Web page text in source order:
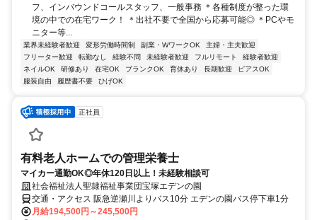
フ、インバウンドコールスタッフ、一般事務 ＊各種制度が整った環
境の中での在宅ワーク！ ＊出社不要で全国から応募可能◎ ＊PCやモ
ニター等...
業界未経験者歓迎 変形労働時間制 副業・WワークOK
主婦・主夫歓迎
フリーター歓迎
転勤なし 経験不問 未経験者歓迎 フルリモート
経験者歓迎
ネイルOK
研修あり 在宅OK ブランクOK 育休あり 長期歓迎
ピアスOK
服装自由
履歴書不要 ひげOK
正社員
有料老人ホームでの管理栄養士
マイカー通勤OK◎年休120日以上！未経験相談可
社会福祉法人聖隷福祉事業団宝塚エデンの園
交通・アクセス 阪急逆瀬川よりバス10分 エデンの園バス停下車1分
月給194,500円～245,500円